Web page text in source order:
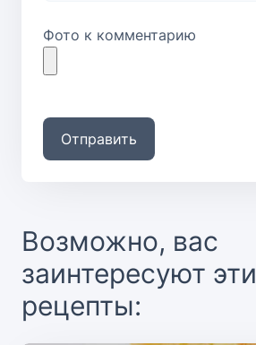
Фото к комментарию
Отправить
Возможно, вас
заинтересуют эти
рецепты: